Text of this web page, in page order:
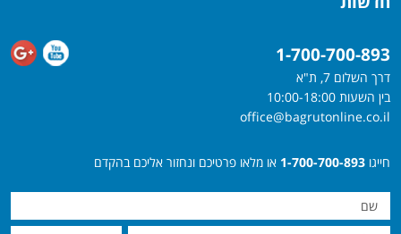
1-700-700-893
דרך השלום 7, ת"א
בין השעות 10:00-18:00
office@bagrutonline.co.il
חייגו 1-700-700-893 או מלאו פרטיכם ונחזור אליכם בהקדם